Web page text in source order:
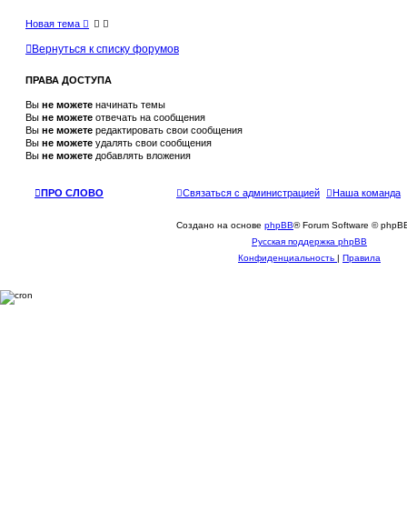
Новая тема
Вернуться к списку форумов
ПРАВА ДОСТУПА
Вы не можете начинать темы
Вы не можете отвечать на сообщения
Вы не можете редактировать свои сообщения
Вы не можете удалять свои сообщения
Вы не можете добавлять вложения
ПРО СЛОВО Наша команда
Связаться с администрацией
Создано на основе phpBB® Forum Software ©
Русская поддержка phpBB
Конфиденциальность | Правила